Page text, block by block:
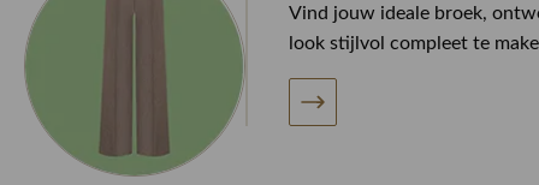
Vind jouw ideale broek,
look stijlvol compleet te